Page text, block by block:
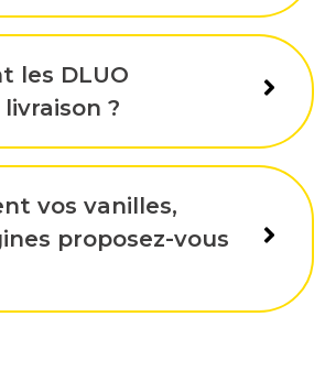
les DLUO
?
vos vanilles,
proposez-vous